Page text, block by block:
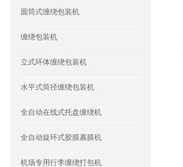
圆筒式缠绕包装机
缠绕包装机
立式环体缠绕包装机
水平式筒径缠绕包装机
全自动在线式托盘缠绕机
全自动旋环式胶膜裹膜机
机场专用行李缠绕打包机